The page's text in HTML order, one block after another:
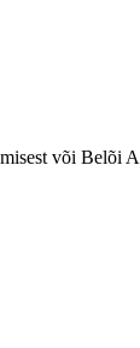
või Belõi